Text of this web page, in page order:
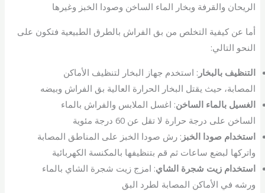
الريحان والقرفة وبخار الماء الساخن وصودا الخبز وغيرها
أما عن كيفية التخلص من بق الفراش بالطرق الطبيعية فتكون على
النحو التالي:
التنظيف بالبخار : استخدم جهاز البخار لتنظيف الأماكن
المصابة، حيث يقتل البخار الحرارة العالية بق الفراش وبيضه
الغسيل بالماء الساخن: اغسل الملابس والفراش بالماء
الساخن على درجة حرارة لا تقل عن 60 درجة مئوية
استخدام صودا الخبز : رش صودا الخبز على المناطق المصابة
واتركها لبضع ساعات ثم قم بتنظيفها بالمكنسة الكهربائية
استخدام زيت شجرة الشاي: امزج زيت شجرة الشاي بالماء
ورشه في الأماكن المصابة لطرد البق